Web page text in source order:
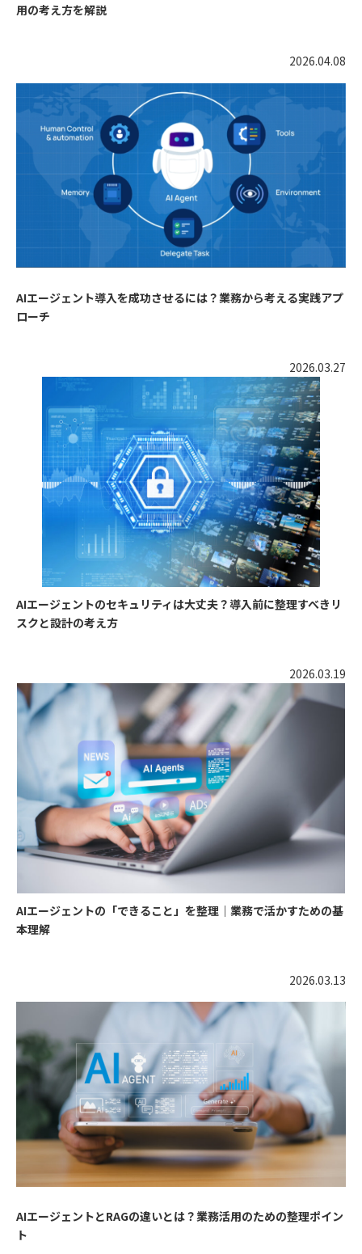
用の考え方を解説
2026.04.08
AIエージェント導入を成功させるには？業務から考える実践アプ
ローチ
2026.03.27
AIエージェントのセキュリティは大丈夫？導入前に整理すべきリ
スクと設計の考え方
2026.03.19
AIエージェントの「できること」を整理｜業務で活かすための基
本理解
2026.03.13
AIエージェントとRAGの違いとは？業務活用のための整理ポイン
ト